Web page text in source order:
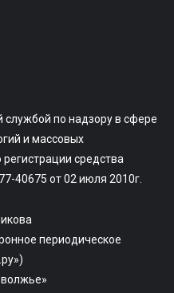
по надзору в сфере
и массовых
средства
40675 от 02 июля 2010г.
периодическое